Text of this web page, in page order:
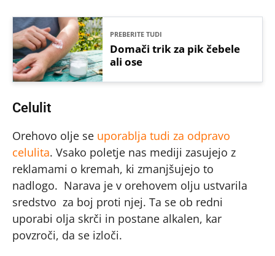
PREBERITE TUDI
Domači trik za pik čebele
ali ose
Celulit
Orehovo olje se uporablja tudi za odpravo
celulita. Vsako poletje nas mediji zasujejo z
reklamami o kremah, ki zmanjšujejo to
nadlogo. Narava je v orehovem olju ustvarila
sredstvo za boj proti njej. Ta se ob redni
uporabi olja skrči in postane alkalen, kar
povzroči, da se izloči.